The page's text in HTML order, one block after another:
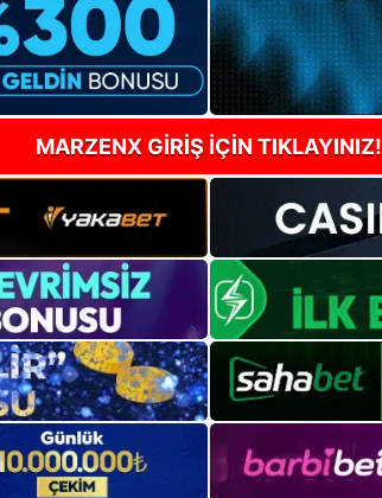
MARZENX GİRİŞ İÇİN TIKLAYINIZ!